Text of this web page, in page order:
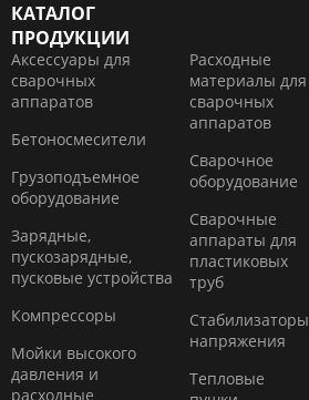
КАТАЛОГ
ПРОДУКЦИИ
Аксессуары для
сварочных
аппаратов
Бетоносмесители
Грузоподъемное
оборудование
Зарядные,
пускозарядные,
пусковые устройства
Компресcоры
Мойки высокого
давления и
расходные
Расходные
материалы для
сварочных
аппаратов
Сварочное
оборудование
Сварочные
аппараты для
пластиковых
труб
Стабилизаторы
напряжения
Тепловые